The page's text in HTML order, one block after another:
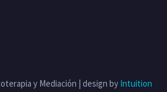
y Mediación | design by Intuition